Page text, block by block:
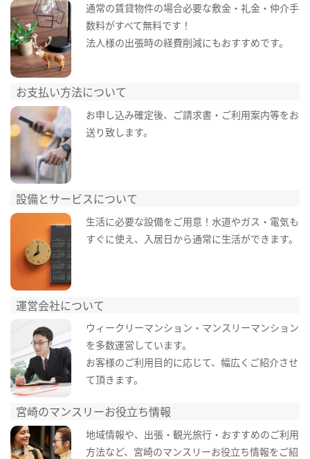
通常の賃貸物件の場合必要な敷金・礼金・仲介手
数料がすべて無料です！
法人様の出張時の経費削減にもおすすめです。
お支払い方法について
お申し込み確定後、ご請求書・ご利用案内等をお
送り致します。
設備とサービスについて
生活に必要な設備をご用意！水道やガス・電気も
すぐに使え、入居日から通常に生活ができます。
運営会社について
ウィークリーマンション・マンスリーマンション
を多数運営しています。
お客様のご利用目的に応じて、幅広くご紹介させ
て頂きます。
宮崎のマンスリーお役立ち情報
地域情報や、出張・観光旅行・おすすめのご利用
方法など、宮崎のマンスリーお役立ち情報をご紹